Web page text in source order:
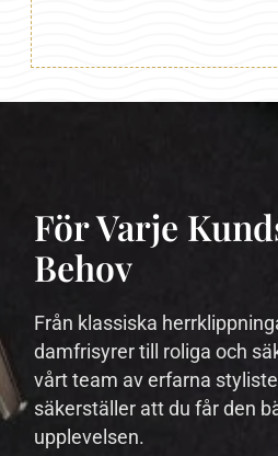
För Varje
Behov
Från klassiska
damfrisyrer till roliga och
vårt team av erfarna
säkerställer att du får den
upplevelsen.